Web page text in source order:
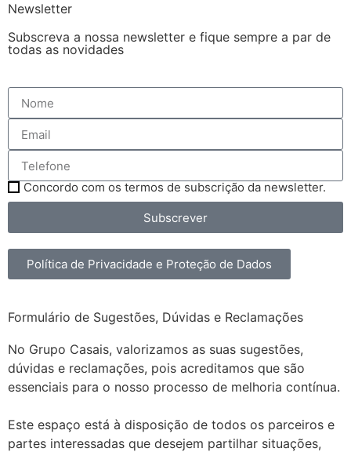
Newsletter
Subscreva a nossa newsletter e fique sempre a par de
todas as novidades
Concordo com os termos de subscrição da newsletter.
Subscrever
Política de Privacidade e Proteção de Dados
Formulário de Sugestões, Dúvidas e Reclamações
No Grupo Casais, valorizamos as suas sugestões,
dúvidas e reclamações, pois acreditamos que são
essenciais para o nosso processo de melhoria contínua.
Este espaço está à disposição de todos os parceiros e
partes interessadas que desejem partilhar situações,